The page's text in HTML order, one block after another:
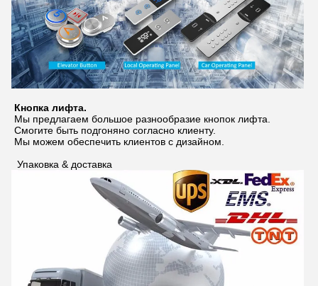
Кнопка лифта.
Мы предлагаем большое разнообразие кнопок лифта.
Смогите быть подгоняно согласно клиенту.
Мы можем обеспечить клиентов с дизайном.
Упаковка & доставка